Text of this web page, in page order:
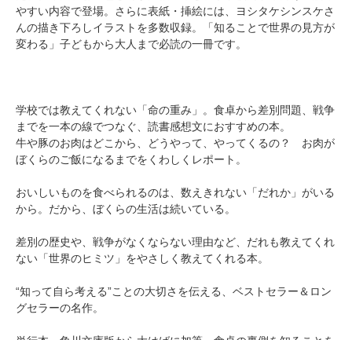
やすい内容で登場。さらに表紙・挿絵には、ヨシタケシンスケさ
んの描き下ろしイラストを多数収録。「知ることで世界の見方が
変わる」子どもから大人まで必読の一冊です。
学校では教えてくれない「命の重み」。食卓から差別問題、戦争
までを一本の線でつなぐ、読書感想文におすすめの本。
牛や豚のお肉はどこから、どうやって、やってくるの？ お肉が
ぼくらのご飯になるまでをくわしくレポート。
おいしいものを食べられるのは、数えきれない「だれか」がいる
から。だから、ぼくらの生活は続いている。
差別の歴史や、戦争がなくならない理由など、だれも教えてくれ
ない「世界のヒミツ」をやさしく教えてくれる本。
“知って自ら考える”ことの大切さを伝える、ベストセラー＆ロン
グセラーの名作。